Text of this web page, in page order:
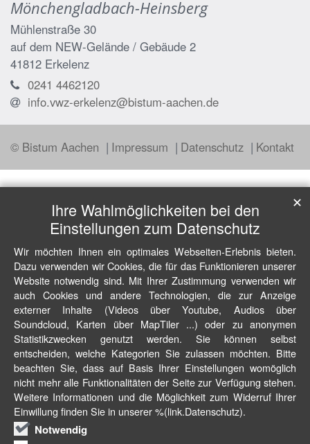
Mönchengladbach-Heinsberg
Mühlenstraße 30
auf dem NEW-Gelände / Gebäude 2
41812 Erkelenz
0241 4462120
info.vwz-erkelenz@bistum-aachen.de
© Bistum Aachen Impressum Datenschutz Kontakt
Ihre Wahlmöglichkeiten bei den
Einstellungen zum Datenschutz
Wir möchten Ihnen ein optimales Webseiten-Erlebnis bieten.
Dazu verwenden wir Cookies, die für das Funktionieren unserer
Website notwendig sind. Mit Ihrer Zustimmung verwenden wir
auch Cookies und andere Technologien, die zur Anzeige
externer Inhalte (Videos über Youtube, Audios über
Soundcloud, Karten über MapTiler ...) oder zu anonymen
Statistikzwecken genutzt werden. Sie können selbst
entscheiden, welche Kategorien Sie zulassen möchten. Bitte
beachten Sie, dass auf Basis Ihrer Einstellungen womöglich
nicht mehr alle Funktionalitäten der Seite zur Verfügung stehen.
Weitere Informationen und die Möglichkeit zum Widerruf Ihrer
Einwillung finden Sie in unserer %(link.Datenschutz).
Notwendig
✕